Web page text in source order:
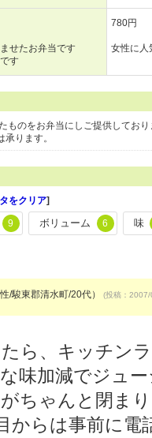
せたお弁当です
す
780円
女性に人
ものをお弁当にしご提供してお
ります。
をクリア]
9 ボリューム 6 味
/駿東郡清水町/20代） (投稿：
ら、キッチン
味加減でジュ
ちゃんと閉ま
からは事前に電